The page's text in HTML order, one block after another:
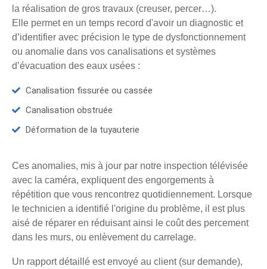
la réalisation de gros travaux (creuser, percer…).
Elle permet en un temps record d'avoir un diagnostic et
d’identifier avec précision le type de dysfonctionnement
ou anomalie dans vos canalisations et systèmes
d’évacuation des eaux usées :
Canalisation fissurée ou cassée
Canalisation obstruée
Déformation de la tuyauterie
Ces anomalies, mis à jour par notre inspection télévisée
avec la caméra, expliquent des engorgements à
répétition que vous rencontrez quotidiennement. Lorsque
le technicien a identifié l'origine du problème, il est plus
aisé de réparer en réduisant ainsi le coût des percement
dans les murs, ou enlèvement du carrelage.
Un rapport détaillé est envoyé au client (sur demande),